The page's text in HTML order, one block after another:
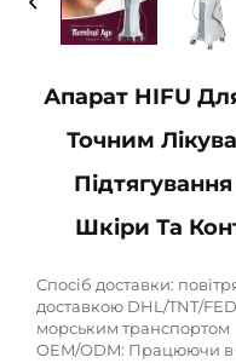
Апарат HIFU
Точним
Шкіри Та
Спосіб доставки:
доставкою DHL/TNT/
морським транспортом
OEM/ODM: Працюючи в